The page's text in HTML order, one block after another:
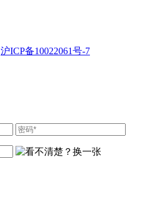
沪ICP备10022061号-7